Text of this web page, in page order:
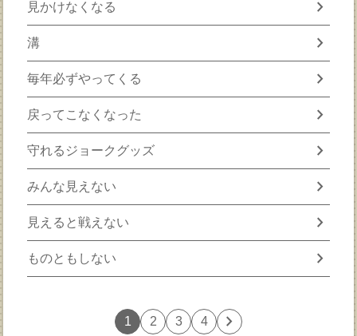
見かけなくなる chevron_right
溝 chevron_right
毎年必ずやってくる chevron_right
戻ってこなくなった chevron_right
守れるジョークグッズ chevron_right
みんな見えない chevron_right
見えると戦えない chevron_right
ものともしない chevron_right
1 2 3 4 chevron_right